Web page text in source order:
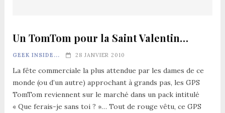
Un TomTom pour la Saint Valentin…
GEEK INSIDE... 28 JANVIER 2010
La fête commerciale la plus attendue par les dames de ce
monde (ou d’un autre) approchant à grands pas, les GPS
TomTom reviennent sur le marché dans un pack intitulé
« Que ferais-je sans toi ? »… Tout de rouge vêtu, ce GPS